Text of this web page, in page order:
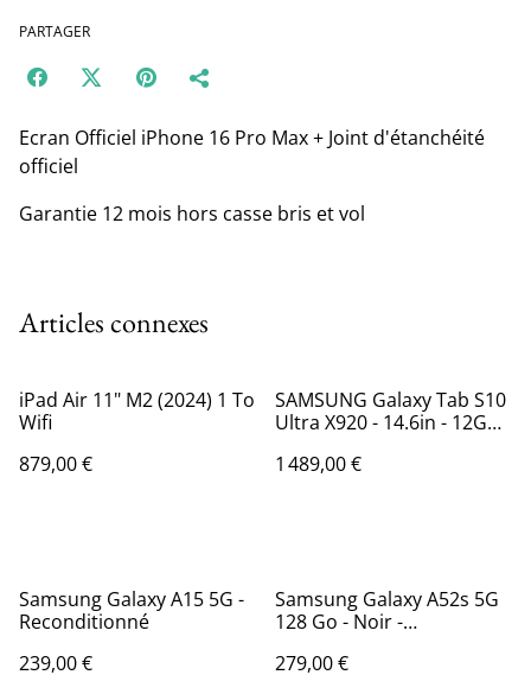
PARTAGER
Ecran Officiel iPhone 16 Pro Max + Joint d'étanchéité
officiel
Garantie 12 mois hors casse bris et vol
Articles connexes
iPad Air 11" M2 (2024) 1 To
Wifi
879,00 €
SAMSUNG Galaxy Tab S10
Ultra X920 - 14.6in - 12GB
1 489,00 €
Samsung Galaxy A15 5G -
Reconditionné
239,00 €
Samsung Galaxy A52s 5G
128 Go - Noir -
279,00 €